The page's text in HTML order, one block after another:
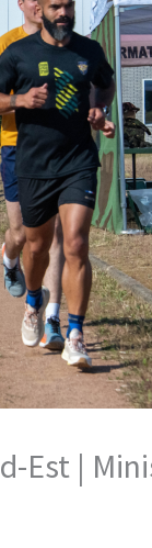
Est |